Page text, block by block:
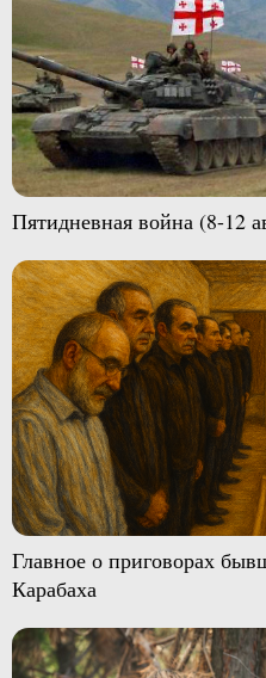
Пятидневная война (8-12
Главное о приговорах
Карабаха